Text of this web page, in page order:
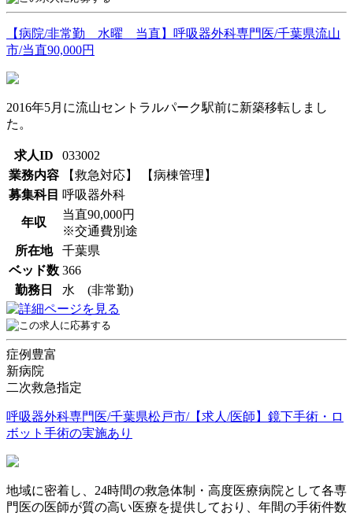
【病院/非常勤 水曜 当直】呼吸器外科専門医/千葉県流山
市/当直90,000円
2016年5月に流山セントラルパーク駅前に新築移転しまし
た。
求人ID
033002
業務内容
【救急対応】 【病棟管理】
募集科目 呼吸器外科
年収
当直90,000円
※交通費別途
所在地
千葉県
ベッド数 366
勤務日
水 (非常勤)
症例豊富
新病院
二次救急指定
呼吸器外科専門医/千葉県松戸市/【求人/医師】鏡下手術・ロ
ボット手術の実施あり
地域に密着し、24時間の救急体制・高度医療病院として各専
門医の医師が質の高い医療を提供しており、年間の手術件数